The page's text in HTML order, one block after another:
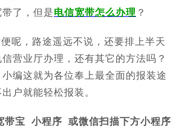
了，但是电信宽带怎么办理 ？
呢，路途遥远不说，还要排上半天
营业厅办理，还有其它的方法吗？
编这就为各位奉上最全面的报装途
户就能轻松报装。
带宝 小程序 或微信扫描下方小程序